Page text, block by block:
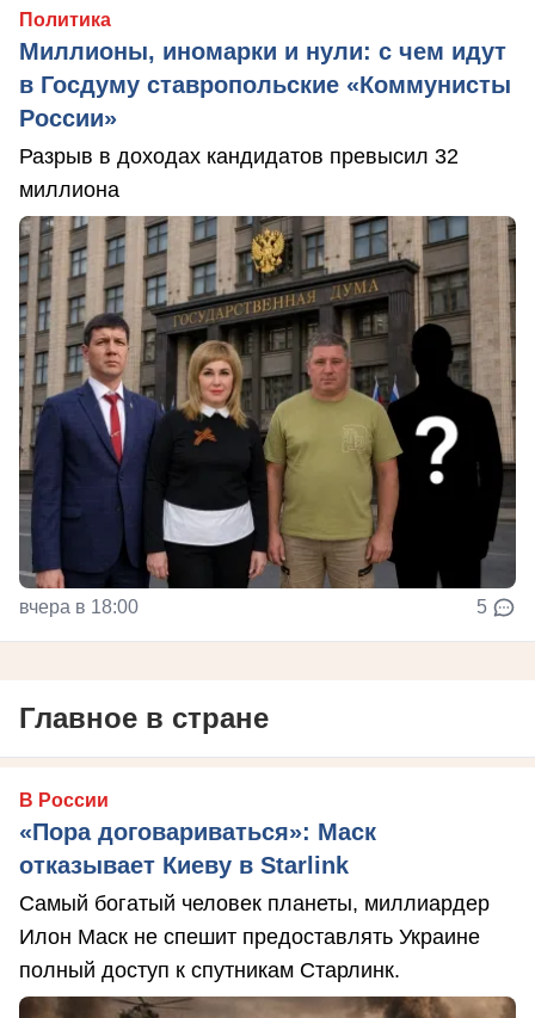
Политика
Миллионы, иномарки и нули: с чем идут
в Госдуму ставропольские «Коммунисты
России»
Разрыв в доходах кандидатов превысил 32
миллиона
вчера в 18:00 5
Главное в стране
В России
«Пора договариваться»: Маск
отказывает Киеву в Starlink
Самый богатый человек планеты, миллиардер
Илон Маск не спешит предоставлять Украине
полный доступ к спутникам Старлинк.